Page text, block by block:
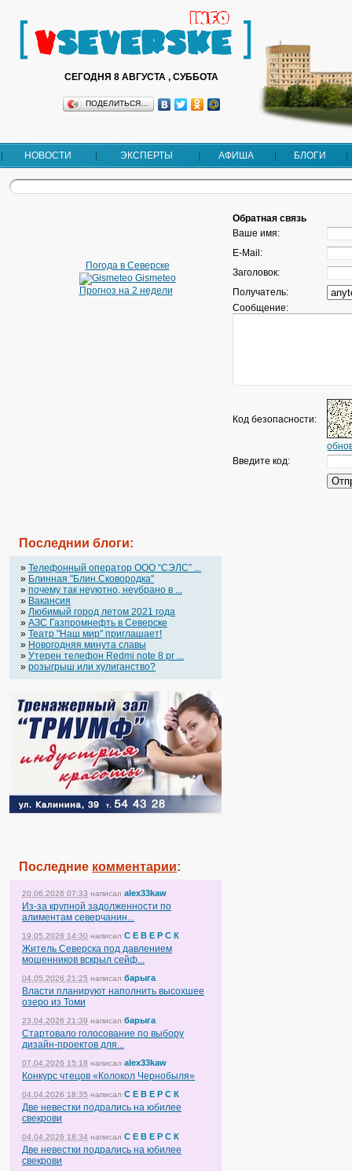
СЕГОДНЯ 8 АВГУСТА , СУББОТА
ПОДЕЛИТЬСЯ…
НОВОСТИ ЭКСПЕРТЫ АФИША БЛОГИ
Погода в Северске
Gismeteo
Прогноз на 2 недели
Последнии блоги:
» Телефонный оператор OOO “СЭЛС” ...
» Блинная "Блин.Сковородка"
» почему так неуютно, неубрано в ...
» Вакансия
» Любимый город летом 2021 года
» АЗС Газпромнефть в Северске
» Театр "Наш мир" приглашает!
» Новогодняя минута славы
» Утерен телефон Redmi note 8 pr ...
» розыгрыш или хулиганство?
Последние комментарии:
20.06.2026 07:33 написал alex33kaw
Из-за крупной задолженности по
алиментам северчанин...
19.05.2026 14:30 написал С Е В Е Р С К
Житель Северска под давлением
мошенников вскрыл сейф...
04.05.2026 21:25 написал барыга
Власти планируют наполнить высохшее
озеро из Томи
23.04.2026 21:39 написал барыга
Стартовало голосование по выбору
дизайн-проектов для...
07.04.2026 15:18 написал alex33kaw
Конкурс чтецов «Колокол Чернобыля»
04.04.2026 18:35 написал С Е В Е Р С К
Две невестки подрались на юбилее
свекрови
04.04.2026 18:34 написал С Е В Е Р С К
Две невестки подрались на юбилее
свекрови
Обратная связь
Ваше имя:
E-Mail:
Заголовок:
Получатель:
Сообщение:
Код безопасности:
Введите код: